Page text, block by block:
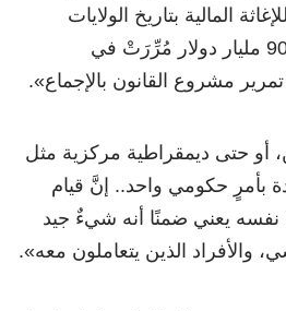
المالية بتاريخ الولايات
المتحدة.. صفقة بقيمة 900 مليار دولار مُرِّرَتْ في
مشروع القانون بالإجماع».
أو حتى ديمقراطية مركزية مثل
بأمرٍ حكومي واحد.. إنَّ قيام
نفسه يعني ضمنًا أنه شيءٌ جيد
والأفراد الذين يتعاملون معه».